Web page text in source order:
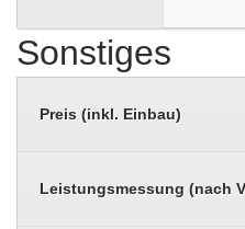
Sonstiges
Preis (inkl. Einbau)
Leistungsmessung (nach